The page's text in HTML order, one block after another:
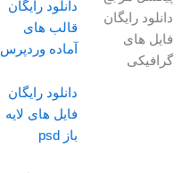
دانلود رایگان
فایل های
گرافیکی
دانلود رایگان
قالب های
آماده وردپرس
دانلود رایگان
فایل های لایه
باز psd